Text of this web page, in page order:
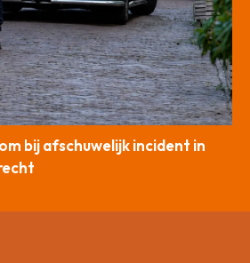
bij afschuwelijk incident in